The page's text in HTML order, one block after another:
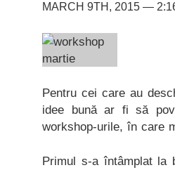
MARCH 9TH, 2015 —
Pentru cei care au
idee bună ar fi să
workshop-urile, în care
Primul s-a întâmplat la